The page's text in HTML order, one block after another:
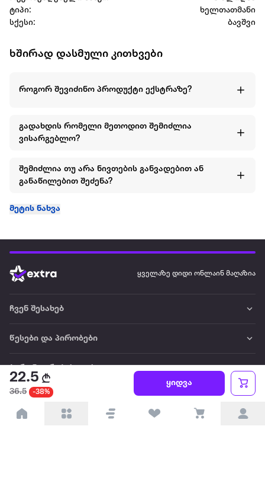
22.5
36.5 -38%
ყიდვა
ტიპი:
ხელთათმანი
სქესი:
ბავშვი
ხშირად დასმული კითხვები
როგორ შევიძინო პროდუქტი ექსტრაზე?
გადახდის რომელი მეთოდით შემიძლია
ვისარგებლო?
შემიძლია თუ არა ნივთების განვადებით ან
განაწილებით შეძენა?
მეტის ნახვა
ყველაზე დიდი ონლაინ მაღაზია
ჩვენ შესახებ
წესები და პირობები
ტრენდული